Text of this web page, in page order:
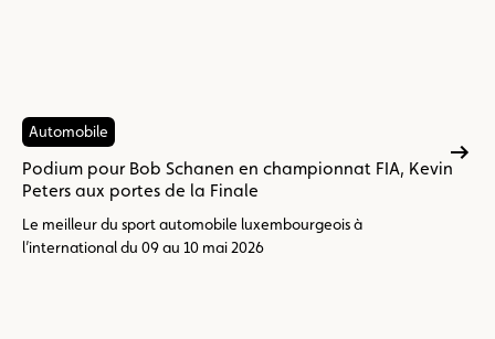
Automobile
Podium pour Bob Schanen en championnat FIA, Kevin
Peters aux portes de la Finale
Le meilleur du sport automobile luxembourgeois à
l’international du 09 au 10 mai 2026